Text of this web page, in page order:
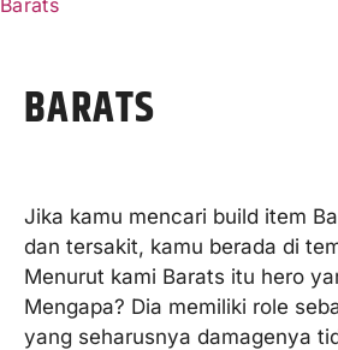
Barats
BARATS
Jika kamu mencari build item
dan tersakit, kamu berada di
Menurut kami Barats itu hero
Mengapa? Dia memiliki role
yang seharusnya damagenya